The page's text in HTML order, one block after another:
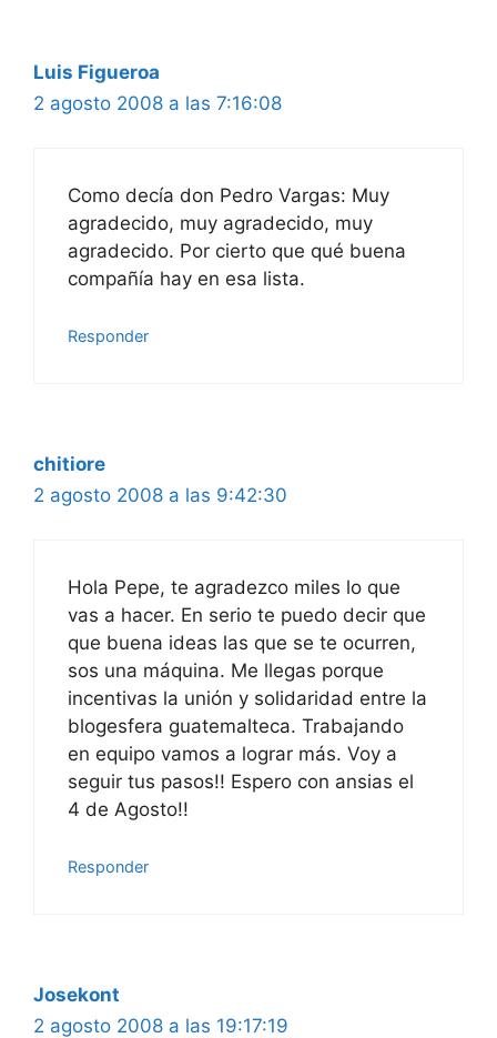
Luis Figueroa
2 agosto 2008 a las 7:16:08
Como decía don Pedro Vargas: Muy
agradecido, muy agradecido, muy
agradecido. Por cierto que qué buena
compañía hay en esa lista.
Responder
chitiore
2 agosto 2008 a las 9:42:30
Hola Pepe, te agradezco miles lo que
vas a hacer. En serio te puedo decir que
que buena ideas las que se te ocurren,
sos una máquina. Me llegas porque
incentivas la unión y solidaridad entre la
blogesfera guatemalteca. Trabajando
en equipo vamos a lograr más. Voy a
seguir tus pasos!! Espero con ansias el
4 de Agosto!!
Responder
Josekont
2 agosto 2008 a las 19:17:19